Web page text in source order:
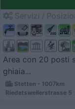
Area con 20 posti
ghiaia...
Stetten - 1007km
Riedetsweilerstrasse 5